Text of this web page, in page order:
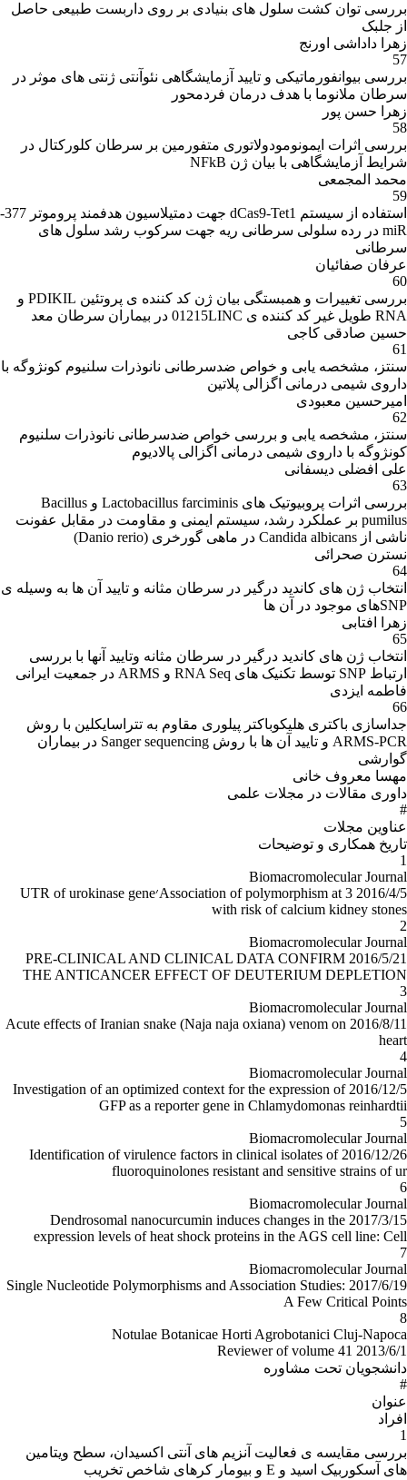
بررسی توان کشت سلول های بنیادی بر روی داربست طبیعی حاصل
از جلبک
زهرا داداشی اورنج
57
بررسی بیوانفورماتیکی و تایید آزمایشگاهی نئوآنتی ژنتی های موثر در
سرطان ملانوما با هدف درمان فردمحور
زهرا حسن پور
58
بررسی اثرات ایمونومودولاتوری متفورمین بر سرطان کلورکتال در
شرایط آزمایشگاهی با بیان ژن NFkB
محمد المجمعی
59
استفاده از سیستم dCas9-Tet1 جهت دمتیلاسیون هدفمند پروموتر 377-
miR در رده سلولی سرطانی ریه جهت سرکوب رشد سلول های
سرطانی
عرفان صفائیان
60
بررسی تغییرات و همبستگی بیان ژن کد کننده ی پروتئین PDIKIL و
RNA طویل غیر کد کننده ی 01215LINC در بیماران سرطان معد
حسین صادقی کاجی
61
سنتز، مشخصه یابی و خواص ضدسرطانی نانوذرات سلنیوم کونژوگه با
داروی شیمی درمانی اگزالی پلاتین
امیرحسین معبودی
62
سنتز، مشخصه یابی و بررسی خواص ضدسرطانی نانوذرات سلنیوم
کونژوگه با داروی شیمی درمانی اگزالی پالادیوم
علی افضلی دیسفانی
63
بررسی اثرات پروبیوتیک های Lactobacillus farciminis و Bacillus
pumilus بر عملکرد رشد، سیستم ایمنی و مقاومت در مقابل عفونت
ناشی از Candida albicans در ماهی گورخری (Danio rerio)
نسترن صحرائی
64
انتخاب ژن های کاندید درگیر در سرطان مثانه و تایید آن ها به وسیله ی
SNPهای موجود در آن ها
زهرا افتابی
65
انتخاب ژن های کاندید درگیر در سرطان مثانه وتایید آنها با بررسی
ارتباط SNP توسط تکنیک های RNA Seq و ARMS در جمعیت ایرانی
فاطمه ایزدی
66
جداسازی باکتری هلیکوباکتر پیلوری مقاوم به تتراسایکلین با روش
ARMS-PCR و تایید آن ها با روش Sanger sequencing در بیماران
گوارشی
مهسا معروف خانی
داوری مقالات در مجلات علمی
#
عناوین مجلات
تاریخ همکارى و توضیحات
1
Biomacromolecular Journal
2016/4/5 Association of polymorphism at 3׳UTR of urokinase gene
with risk of calcium kidney stones
2
Biomacromolecular Journal
2016/5/21 PRE-CLINICAL AND CLINICAL DATA CONFIRM
THE ANTICANCER EFFECT OF DEUTERIUM DEPLETION
3
Biomacromolecular Journal
2016/8/11 Acute effects of Iranian snake (Naja naja oxiana) venom on
heart
4
Biomacromolecular Journal
2016/12/5 Investigation of an optimized context for the expression of
GFP as a reporter gene in Chlamydomonas reinhardtii
5
Biomacromolecular Journal
2016/12/26 Identification of virulence factors in clinical isolates of
fluoroquinolones resistant and sensitive strains of ur
6
Biomacromolecular Journal
2017/3/15 Dendrosomal nanocurcumin induces changes in the
expression levels of heat shock proteins in the AGS cell line: Cell
7
Biomacromolecular Journal
2017/6/19 Single Nucleotide Polymorphisms and Association Studies:
A Few Critical Points
8
Notulae Botanicae Horti Agrobotanici Cluj-Napoca
2013/6/1 Reviewer of volume 41
دانشجویان تحت مشاوره
#
عنوان
افراد
1
بررسی مقایسه ی فعالیت آنزیم های آنتی اکسیدان، سطح ویتامین
های آسکوربیک اسید و E و بیومار کرهای شاخص تخریب